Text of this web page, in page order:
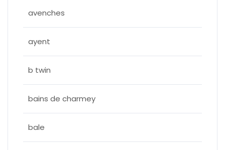
avenches
ayent
b twin
bains de charmey
bale